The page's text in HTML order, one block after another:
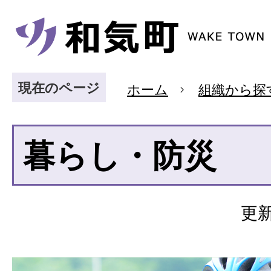
現在のページ ホーム 組織から探
暮らし・防災
更